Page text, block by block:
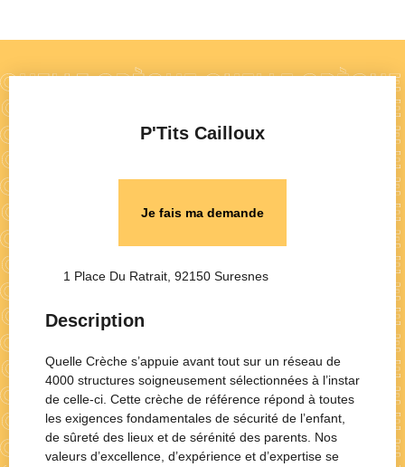
P'Tits Cailloux
Je fais ma demande
1 Place Du Ratrait, 92150 Suresnes
Description
Quelle Crèche s’appuie avant tout sur un réseau de
4000 structures soigneusement sélectionnées à l’instar
de celle-ci. Cette crèche de référence répond à toutes
les exigences fondamentales de sécurité de l’enfant,
de sûreté des lieux et de sérénité des parents. Nos
valeurs d’excellence, d’expérience et d’expertise se